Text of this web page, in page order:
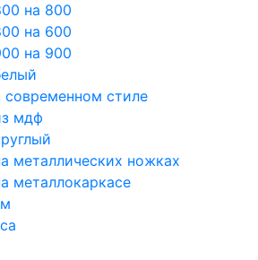
на 800
на 600
на 900
стиле
мдф
металлических ножках
металлокаркасе